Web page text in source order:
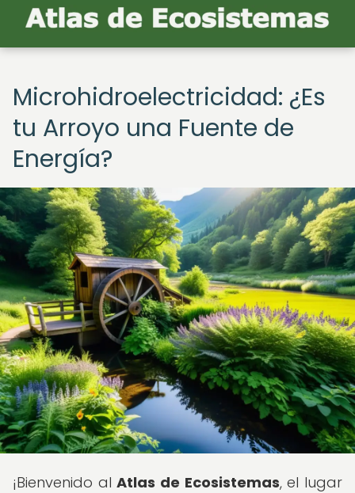
Microhidroelectricidad: ¿Es
tu Arroyo una Fuente de
Energía?
¡Bienvenido alAtlas de Ecosistemas, el lugar